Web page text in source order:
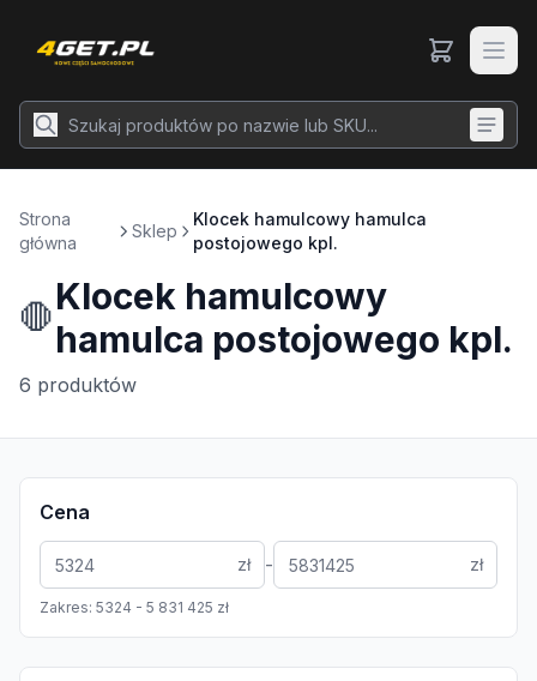
Strona
główna
Sklep
Klocek hamulcowy hamulca
postojowego kpl.
🛑Klocek hamulcowy
hamulca postojowego kpl.
6 produktów
Cena
zł - zł
Zakres: 5324 - 5 831 425 zł